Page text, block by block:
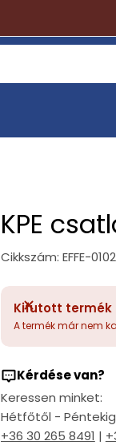
KPE
Cikkszám: EFFE-
Kifutott termék
A termék már nem
Kérdése van?
Keressen minket:
Hétfőtől -
+36 30 265 8491 |